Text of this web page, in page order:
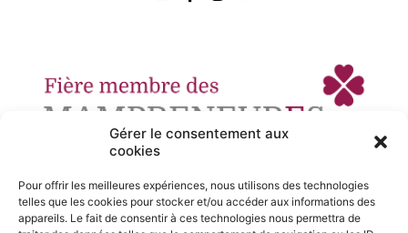
Gérer le consentement aux
cookies
Pour offrir les meilleures expériences, nous utilisons des technologies
telles que les cookies pour stocker et/ou accéder aux informations des
appareils. Le fait de consentir à ces technologies nous permettra de